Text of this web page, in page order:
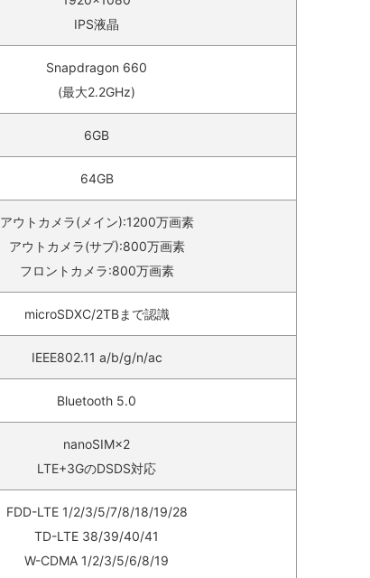
IPS液晶
Snapdragon 660
(最大2.2GHz)
6GB
64GB
アウトカメラ(メイン):1200万画素
アウトカメラ(サブ):800万画素
フロントカメラ:800万画素
microSDXC/2TBまで認識
IEEE802.11 a/b/g/n/ac
Bluetooth 5.0
nanoSIM×2
LTE+3GのDSDS対応
FDD-LTE 1/2/3/5/7/8/18/19/28
TD-LTE 38/39/40/41
W-CDMA 1/2/3/5/6/8/19